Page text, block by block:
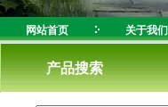
网站首页 关于我们
产品搜索